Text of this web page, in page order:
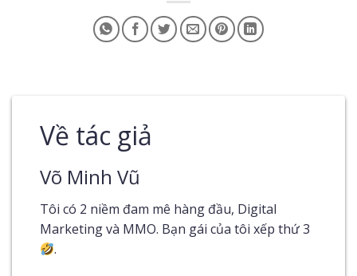
Về tác giả
Võ Minh Vũ
Tôi có 2 niềm đam mê hàng đầu, Digital
Marketing và MMO. Bạn gái của tôi xếp thứ 3
.